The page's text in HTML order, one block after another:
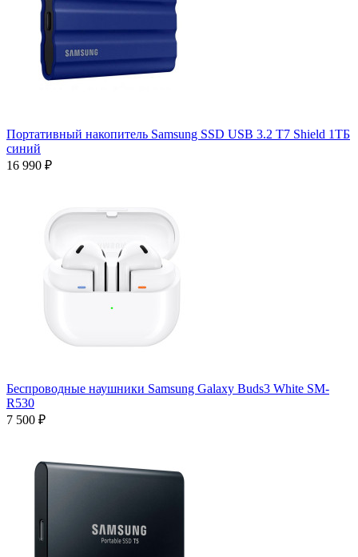
Портативный накопитель Samsung SSD USB 3.2 T7 Shield 1ТБ
синий
16 990 ₽
Беспроводные наушники Samsung Galaxy Buds3 White SM-
R530
7 500 ₽